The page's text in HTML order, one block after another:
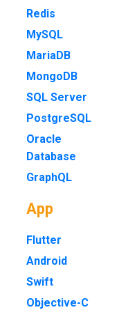
Redis
MySQL
MariaDB
MongoDB
SQL Server
PostgreSQL
Oracle
Database
GraphQL
App
Flutter
Android
Swift
Objective-C